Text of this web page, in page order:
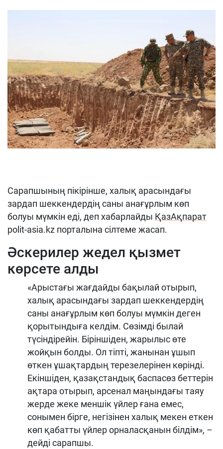
Сарапшының пікірінше, халық арасындағы
зардап шеккендердің саны анағұрлым көп
болуы мүмкін еді, деп хабарлайды ҚазАқпарат
polit-asia.kz порталына сілтеме жасап.
Әскерилер жедел қызмет
көрсете алды
«Арыстағы жағдайды бақылай отырып,
халық арасындағы зардап шеккендердің
саны анағұрлым көп болуы мүмкін деген
қорытындыға келдім. Сөзімді былай
түсіндірейін. Біріншіден, жарылыс өте
жойқын болды. Ол тіпті, жанынан ұшып
өткен ұшақтардың терезелерінен көрінді.
Екіншіден, қазақстандық баспасөз беттерін
ақтара отырып, арсенал маңындағы таяу
жерде жеке меншік үйлер ғана емес,
сонымен бірге, негізінен халық мекен еткен
көп қабатты үйлер орналасқанын білдім», –
дейді сарапшы.